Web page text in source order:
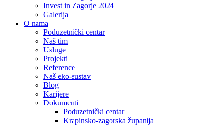
Invest in Zagorje 2024
Galerija
O nama
Poduzetnički centar
Naš tim
Usluge
Projekti
Reference
Naš eko-sustav
Blog
Karijere
Dokumenti
Poduzetnički centar
Krapinsko-zagorska županija